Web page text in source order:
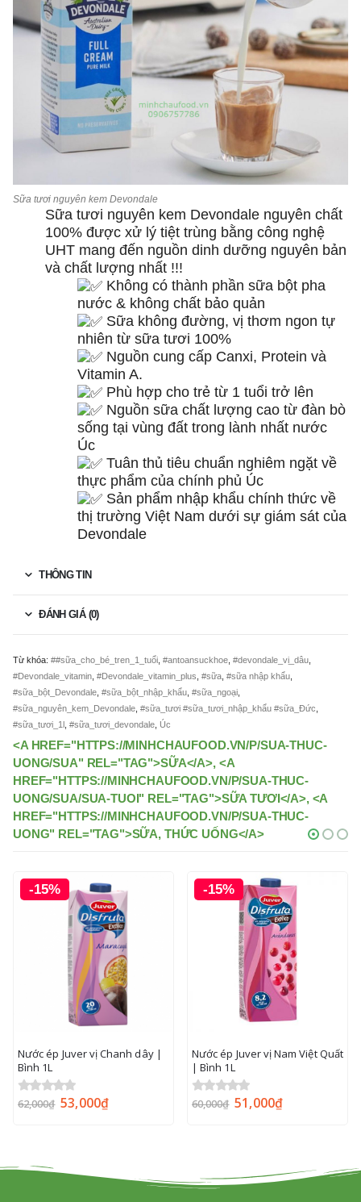
Sữa tươi nguyên kem Devondale
Sữa tươi nguyên kem Devondale nguyên chất
100% được xử lý tiệt trùng bằng công nghệ
UHT mang đến nguồn dinh dưỡng nguyên bản
và chất lượng nhất !!!
Không có thành phần sữa bột pha
nước & không chất bảo quản
Sữa không đường, vị thơm ngon tự
nhiên từ sữa tươi 100%
Nguồn cung cấp Canxi, Protein và
Vitamin A.
Phù hợp cho trẻ từ 1 tuổi trở lên
Nguồn sữa chất lượng cao từ đàn bò
sống tại vùng đất trong lành nhất nước
Úc
Tuân thủ tiêu chuẩn nghiêm ngặt về
thực phẩm của chính phủ Úc
Sản phẩm nhập khẩu chính thức về
thị trường Việt Nam dưới sự giám sát của
Devondale
THÔNG TIN
ĐÁNH GIÁ (0)
Từ khóa: ##sữa_cho_bé_tren_1_tuổi #antoansuckhoe #devondale_vị_dâu
#Devondale_vitamin #Devondale_vitamin_plus #sữa #sữa nhập khẩu
#sữa_bột_Devondale #sữa_bột_nhập_khẩu #sữa_ngoại
#sữa_nguyên_kem_Devondale #sữa_tươi #sữa_tươi_nhập_khẩu #sữa_Đức
#sữa_tươi_1l #sữa_tươi_devondale Úc
<A HREF="HTTPS://MINHCHAUFOOD.VN/P/SUA-THUC-
UONG/SUA" REL="TAG">SỮA</A>, <A
HREF="HTTPS://MINHCHAUFOOD.VN/P/SUA-THUC-
UONG/SUA/SUA-TUOI" REL="TAG">SỮA TƯƠI</A>, <A
HREF="HTTPS://MINHCHAUFOOD.VN/P/SUA-THUC-
UONG" REL="TAG">SỮA, THỨC UỐNG</A>
-15%
Nước ép Juver vị Chanh dây |
Bình 1L
0out of 5
62,000₫ 53,000₫
-15%
Nước ép Juver vị Nam Việt Quất
| Bình 1L
0out of 5
60,000₫ 51,000₫